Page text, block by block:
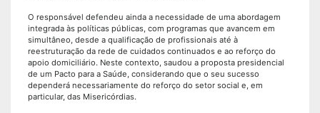
O responsável defendeu ainda a necessidade de uma abordagem
integrada às políticas públicas, com programas que avancem em
simultâneo, desde a qualificação de profissionais até à
reestruturação da rede de cuidados continuados e ao reforço do
apoio domiciliário. Neste contexto, saudou a proposta presidencial
de um Pacto para a Saúde, considerando que o seu sucesso
dependerá necessariamente do reforço do setor social e, em
particular, das Misericórdias.